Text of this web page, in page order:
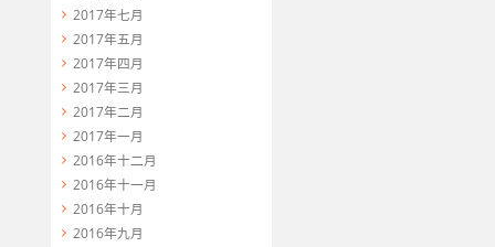
2017年七月
2017年五月
2017年四月
2017年三月
2017年二月
2017年一月
2016年十二月
2016年十一月
2016年十月
2016年九月